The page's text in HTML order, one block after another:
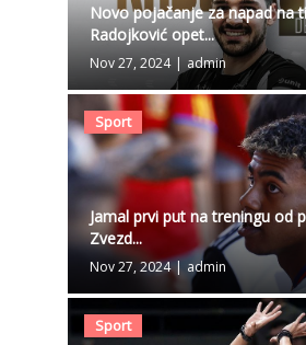
Novo pojačanje za napad na
Radojković opet...
Nov 27, 2024 | admin
Sport
Jamal prvi put na treningu od
Zvezd...
Nov 27, 2024 | admin
Sport